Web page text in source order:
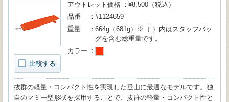
比較する
アウトレット価格
¥8,500（税込）
品番
#1124659
重量
664g（681g）※（ ）内はスタッフバッ
グを含む総重量です。
カラー
抜群の軽量・コンパクト性を実現した登山に最適なモデルです。独
自のマミー型形状を採用することで、抜群の軽量・コンパクト性と